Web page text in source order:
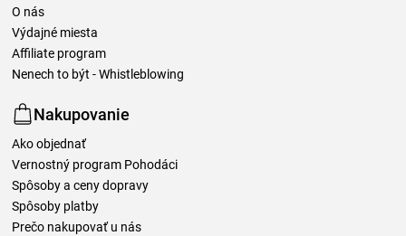
O nás
Výdajné miesta
Affiliate program
Nenech to být - Whistleblowing
Nakupovanie
Ako objednať
Vernostný program Pohodáci
Spôsoby a ceny dopravy
Spôsoby platby
Prečo nakupovať u nás